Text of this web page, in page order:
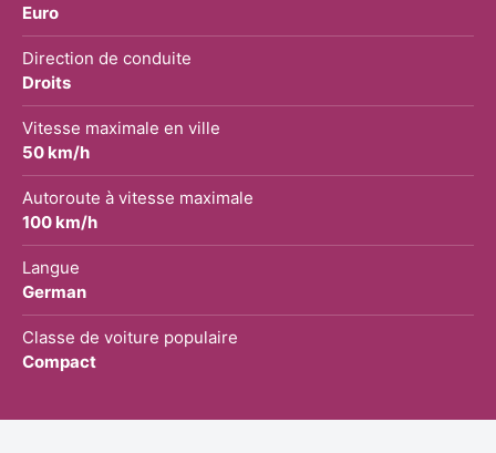
Euro
Direction de conduite
Droits
Vitesse maximale en ville
50 km/h
Autoroute à vitesse maximale
100 km/h
Langue
German
Classe de voiture populaire
Compact